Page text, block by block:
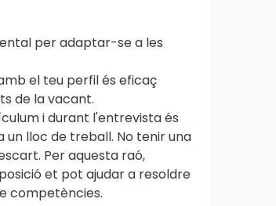
per adaptar-se a les
el teu perfil és eficaç
de la vacant.
i durant l'entrevista és
lloc de treball. No tenir una
Per aquesta raó,
et pot ajudar a resoldre
competències.